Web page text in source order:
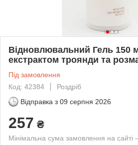
Відновлювальний Гель 150
екстрактом троянди та
Під замовлення
Код: 42384
Роздріб
Відправка з 09 серпня 2026
257 ₴
Мінімальна сума замовлення на